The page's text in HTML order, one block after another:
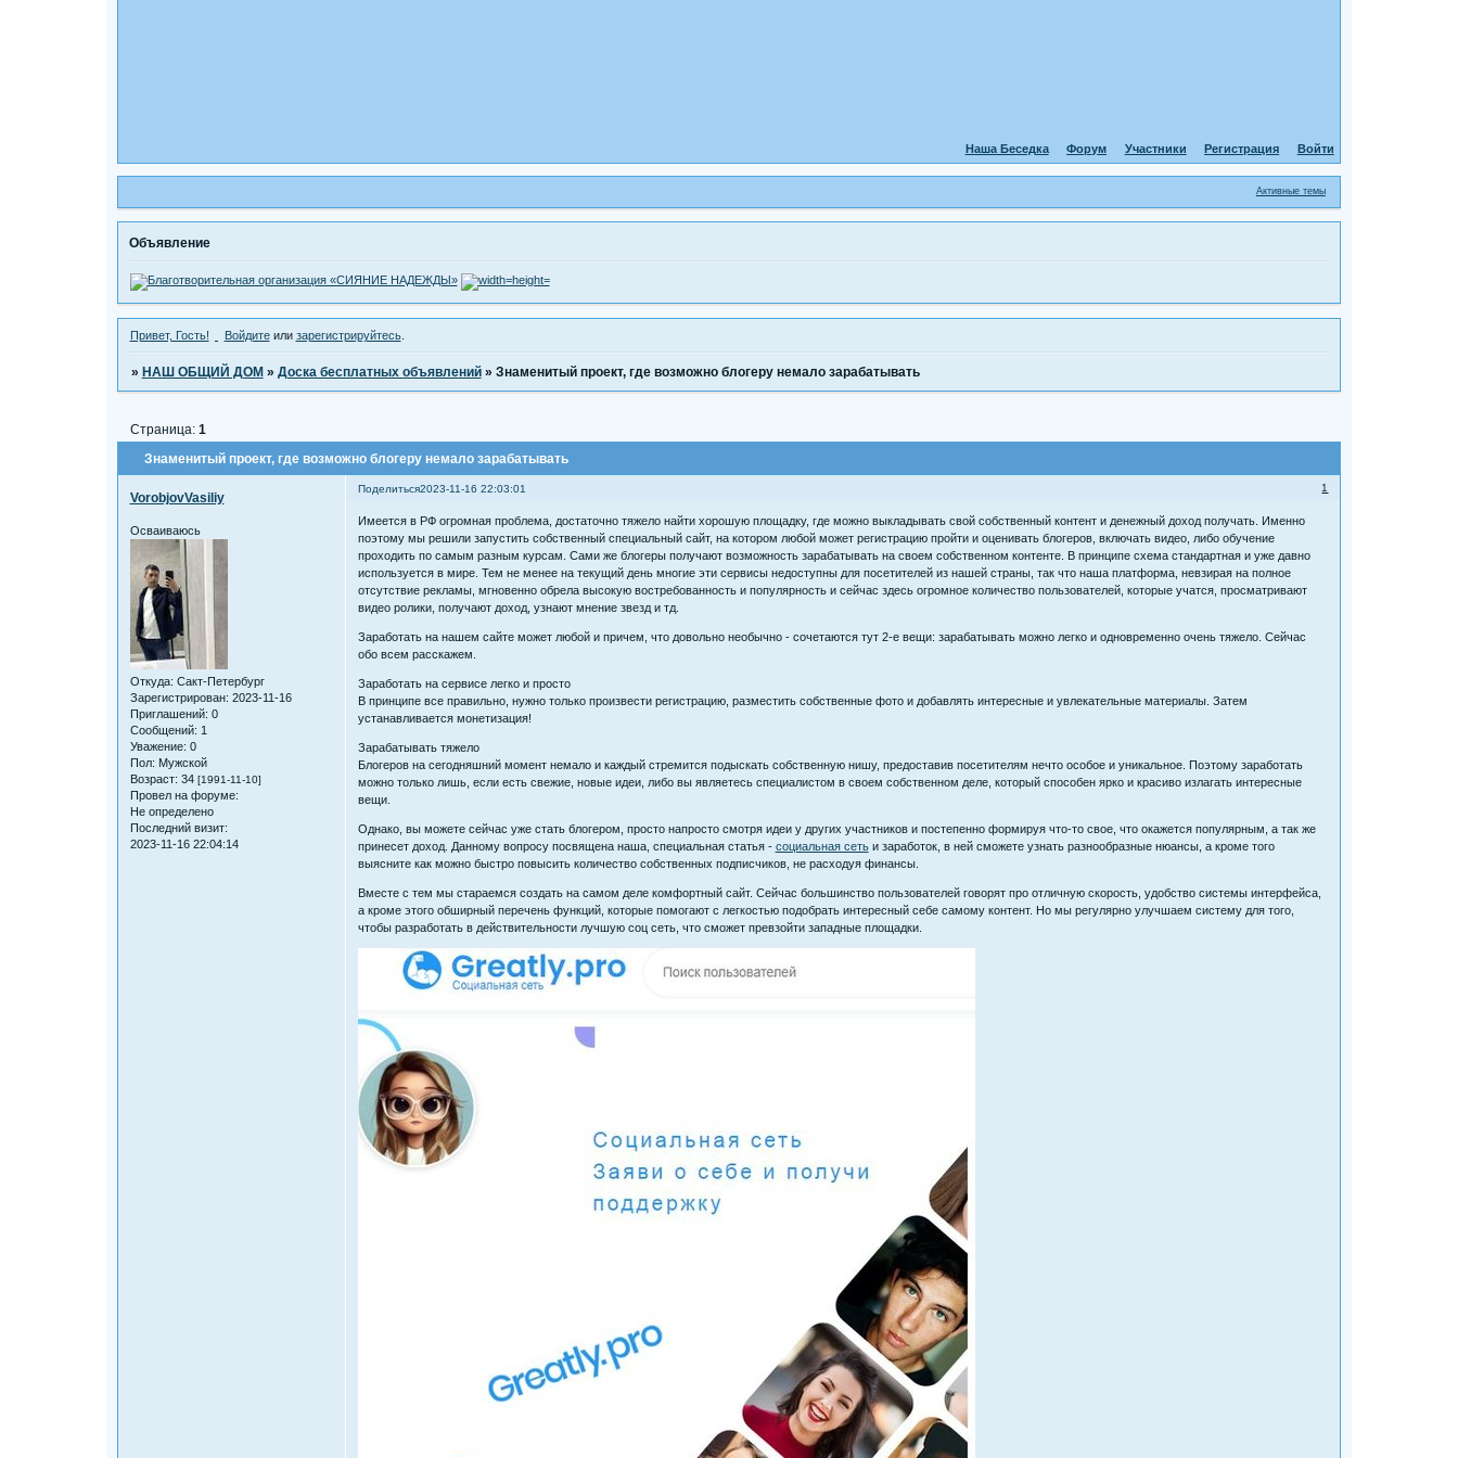
Наша Беседка Форум Участники Регистрация Войти
Активные темы
Объявление
Привет, Гость! Войдитеили зарегистрируйтесь.
» НАШ ОБЩИЙ ДОМ » Доска бесплатных объявлений » Знаменитый проект, где возможно блогеру немало зарабатывать
Знаменитый проект, где возможно блогеру немало зарабатывать
Страница: 1
Поделиться 1
2023-11-16 22:03:01
VorobjovVasiliy
Осваиваюсь
Откуда: Сакт-Петербург
Зарегистрирован: 2023-11-16
Приглашений: 0
Сообщений: 1
Уважение: 0
Пол: Мужской
Возраст: 34 [1991-11-10]
Провел на форуме:
Не определено
Последний визит:
2023-11-16 22:04:14
Имеется в РФ огромная проблема, достаточно тяжело найти хорошую площадку, где можно выкладывать свой собственный контент и денежный доход получать. Именно
поэтому мы решили запустить собственный специальный сайт, на котором любой может регистрацию пройти и оценивать блогеров, включать видео, либо обучение
проходить по самым разным курсам. Сами же блогеры получают возможность зарабатывать на своем собственном контенте. В принципе схема стандартная и уже давно
используется в мире. Тем не менее на текущий день многие эти сервисы недоступны для посетителей из нашей страны, так что наша платформа, невзирая на полное
отсутствие рекламы, мгновенно обрела высокую востребованность и популярность и сейчас здесь огромное количество пользователей, которые учатся, просматривают
видео ролики, получают доход, узнают мнение звезд и тд.
Заработать на нашем сайте может любой и причем, что довольно необычно - сочетаются тут 2-е вещи: зарабатывать можно легко и одновременно очень тяжело. Сейчас
обо всем расскажем.
Заработать на сервисе легко и просто
В принципе все правильно, нужно только произвести регистрацию, разместить собственные фото и добавлять интересные и увлекательные материалы. Затем
устанавливается монетизация!
Зарабатывать тяжело
Блогеров на сегодняшний момент немало и каждый стремится подыскать собственную нишу, предоставив посетителям нечто особое и уникальное. Поэтому заработать
можно только лишь, если есть свежие, новые идеи, либо вы являетесь специалистом в своем собственном деле, который способен ярко и красиво излагать интересные
вещи.
Однако, вы можете сейчас уже стать блогером, просто напросто смотря идеи у других участников и постепенно формируя что-то свое, что окажется популярным, а так же
принесет доход. Данному вопросу посвящена наша, специальная статья - социальная сетьи заработок, в ней сможете узнать разнообразные нюансы, а кроме того
выясните как можно быстро повысить количество собственных подписчиков, не расходуя финансы.
Вместе с тем мы стараемся создать на самом деле комфортный сайт. Сейчас большинство пользователей говорят про отличную скорость, удобство системы интерфейса,
а кроме этого обширный перечень функций, которые помогают с легкостью подобрать интересный себе самому контент. Но мы регулярно улучшаем систему для того,
чтобы разработать в действительности лучшую соц сеть, что сможет превзойти западные площадки.